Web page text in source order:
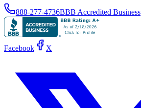
888-277-4736BBB Accredited Business
Facebook X